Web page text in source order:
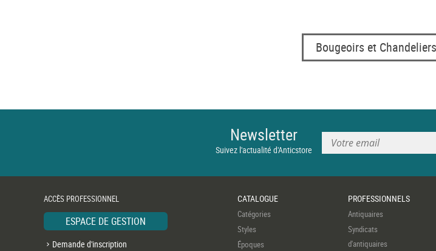
Bougeoirs et
Newsletter
Suivez l'actualité d'Anticstore
ACCÈS PROFESSIONNEL
ESPACE DE GESTION
Demande d'inscription
CATALOGUE
Catégories
Styles
Époques
PROFESSIONNELS
Antiquaires
Syndicats
d'antiquaires